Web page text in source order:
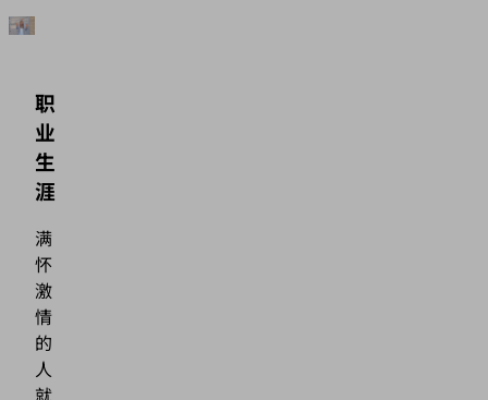
职
业
生
涯
满
怀
激
情
的
人